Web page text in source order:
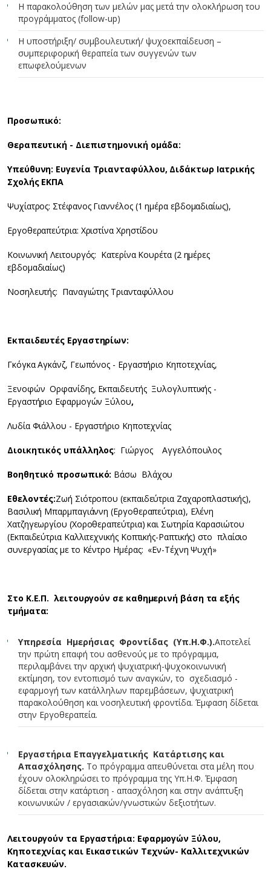
Η παρακολούθηση των μελών μας μετά την ολοκλήρωση του
προγράμματος (follow-up)
Η υποστήριξη/ συμβουλευτική/ ψυχοεκπαίδευση –
συμπεριφορική θεραπεία των συγγενών των
επωφελούμενων
Προσωπικό:
Θεραπευτική - Διεπιστημονική ομάδα:
Υπεύθυνη: Ευγενία Τριανταφύλλου, Διδάκτωρ Ιατρικής
Σχολής ΕΚΠΑ
Ψυχίατρος: Στέφανος Γιαννέλος (1 ημέρα εβδομαδιαίως),
Εργοθεραπεύτρια: Χριστίνα Χρηστίδου
Κοινωνική Λειτουργός: Κατερίνα Κουρέτα (2 ημέρες
εβδομαδιαίως)
Νοσηλευτής: Παναγιώτης Τριανταφύλλου
Εκπαιδευτές Εργαστηρίων:
Γκόγκα Αγκάνζ, Γεωπόνος - Εργαστήριο Κηποτεχνίας,
Ξενοφών Ορφανίδης, Εκπαιδευτής Ξυλογλυπτικής -
Εργαστήριο Εφαρμογών Ξύλου,
Λυδία Φιάλλου - Εργαστήριο Κηποτεχνίας
Διοικητικός υπάλληλος: Γιώργος Αγγελόπουλος
Βοηθητικό προσωπικό: Βάσω Βλάχου
Εθελοντές:Ζωή Σιότροπου (εκπαιδεύτρια Ζαχαροπλαστικής),
Βασιλική Μπαρμπαγιάννη (Εργοθεραπεύτρια), Ελένη
Χατζηγεωργίου (Χοροθεραπεύτρια) και Σωτηρία Καρασιώτου
(Εκπαιδεύτρια Καλλιτεχνικής Κοπτικής-Ραπτικής) στο πλαίσιο
συνεργασίας με το Κέντρο Ημέρας: «Εν-Τέχνη Ψυχή»
Στο Κ.Ε.Π. λειτουργούν σε καθημερινή βάση τα εξής
τμήματα:
Υπηρεσία Ημερήσιας Φροντίδας (Υπ.Η.Φ.).Αποτελεί
την πρώτη επαφή του ασθενούς με το πρόγραμμα,
περιλαμβάνει την αρχική ψυχιατρική-ψυχοκοινωνική
εκτίμηση, τον εντοπισμό των αναγκών, το σχεδιασμό -
εφαρμογή των κατάλληλων παρεμβάσεων, ψυχιατρική
παρακολούθηση και νοσηλευτική φροντίδα. Έμφαση δίδεται
στην Εργοθεραπεία.
Εργαστήρια Επαγγελματικής Κατάρτισης και
Απασχόλησης. Το πρόγραμμα απευθύνεται στα μέλη που
έχουν ολοκληρώσει το πρόγραμμα της Υπ.Η.Φ. Έμφαση
δίδεται στην κατάρτιση - απασχόληση και στην ανάπτυξη
κοινωνικών / εργασιακών/γνωστικών δεξιοτήτων.
Λειτουργούν τα Εργαστήρια: Εφαρμογών Ξύλου,
Κηποτεχνίας και Εικαστικών Τεχνών- Καλλιτεχνικών
Κατασκευών.